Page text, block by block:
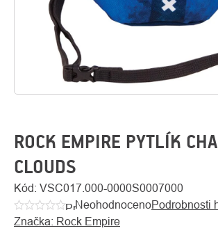
ROCK EMPIRE PYTLÍK
CLOUDS
Kód: VSC017.000-0000S0007000
Průměrné
hodnocení
NeohodnocenoPodrobnosti
Značka: Rock Empire